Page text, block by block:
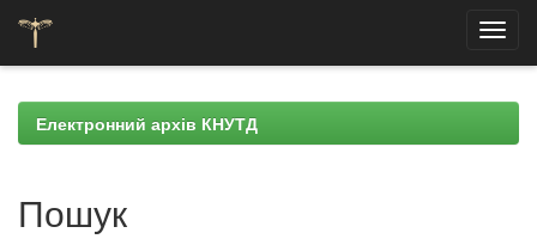
navigationЕлектронний архів КНУТД
Пошук